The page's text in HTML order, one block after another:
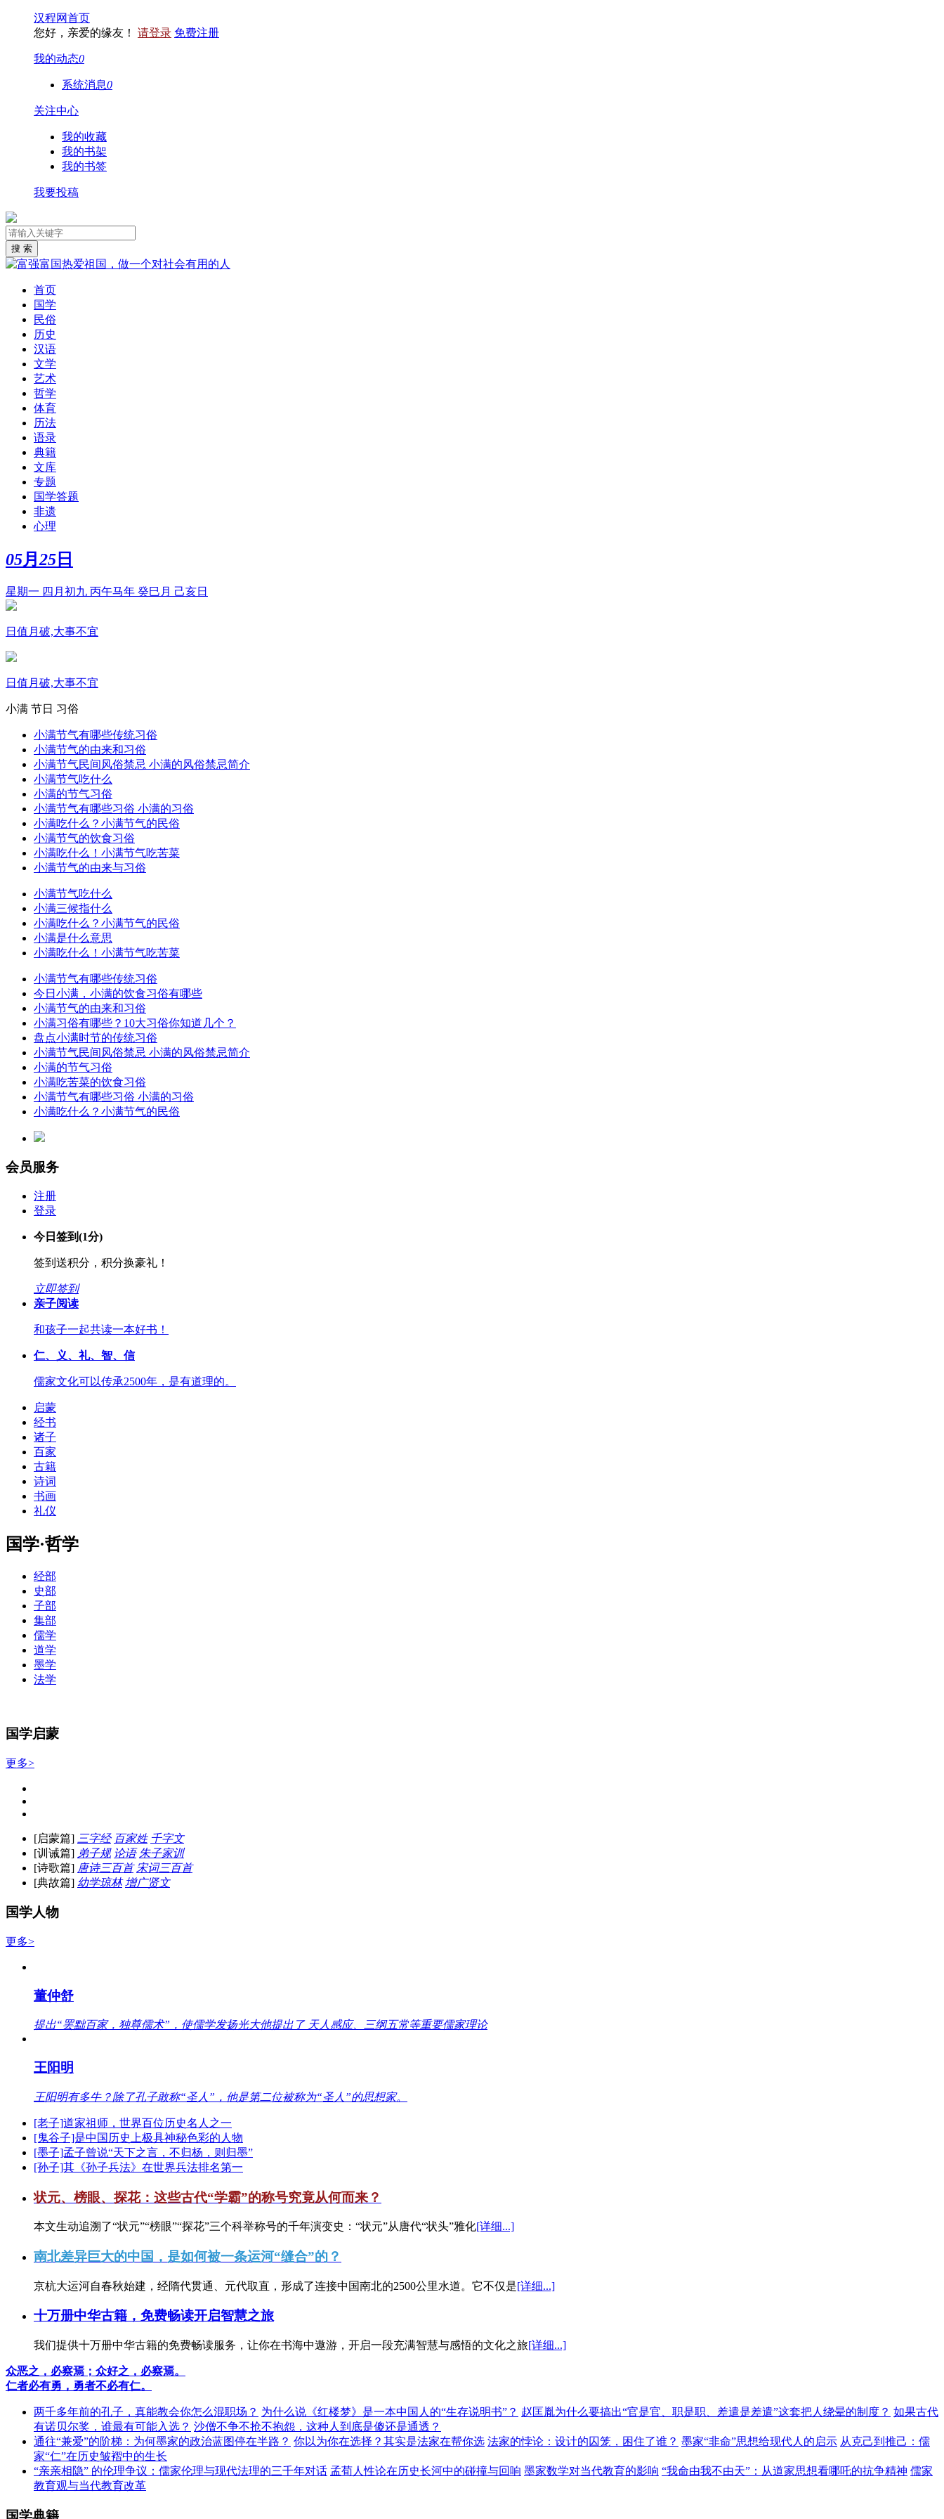
汉程网首页
您好，亲爱的缘友！ 请登录 免费注册
我的动态0
系统消息0
关注中心
我的收藏
我的书架
我的书签
我要投稿
首页
国学
民俗
历史
汉语
文学
艺术
哲学
体育
历法
语录
典籍
文库
专题
国学答题
非遗
心理
05月 25 日
星期一 四月初九 丙午马年 癸巳月 己亥日
日值月破,大事不宜
日值月破,大事不宜
小满 节日 习俗
小满节气有哪些传统习俗
小满节气的由来和习俗
小满节气民间风俗禁忌 小满的风俗禁忌简介
小满节气吃什么
小满的节气习俗
小满节气有哪些习俗 小满的习俗
小满吃什么？小满节气的民俗
小满节气的饮食习俗
小满吃什么！小满节气吃苦菜
小满节气的由来与习俗
小满节气吃什么
小满三候指什么
小满吃什么？小满节气的民俗
小满是什么意思
小满吃什么！小满节气吃苦菜
小满节气有哪些传统习俗
今日小满，小满的饮食习俗有哪些
小满节气的由来和习俗
小满习俗有哪些？10大习俗你知道几个？
盘点小满时节的传统习俗
小满节气民间风俗禁忌 小满的风俗禁忌简介
小满的节气习俗
小满吃苦菜的饮食习俗
小满节气有哪些习俗 小满的习俗
小满吃什么？小满节气的民俗
会员服务
注册
登录
今日签到(1分)
签到送积分，积分换豪礼！
立即签到
亲子阅读
和孩子一起共读一本好书！
仁、义、礼、智、信
儒家文化可以传承2500年，是有道理的。
启蒙
经书
诸子
百家
古籍
诗词
书画
礼仪
国学·哲学
经部
史部
子部
集部
儒学
道学
墨学
法学
国学启蒙
更多>
[启蒙篇] 三字经 百家姓 千字文
[训诫篇] 弟子规 论语 朱子家训
[诗歌篇] 唐诗三百首 宋词三百首
[典故篇] 幼学琼林 增广贤文
国学人物
更多>
董仲舒
提出“罢黜百家，独尊儒术”，使儒学发扬光大他提出了 天人感应、三纲五常等重要儒家理论
王阳明
王阳明有多牛？除了孔子敢称“圣人”，他是第二位被称为“圣人”的思想家。
[老子]道家祖师，世界百位历史名人之一
[鬼谷子]是中国历史上极具神秘色彩的人物
[墨子]孟子曾说“天下之言，不归杨，则归墨”
[孙子]其《孙子兵法》在世界兵法排名第一
状元、榜眼、探花：这些古代“学霸”的称号究竟从何而来？
本文生动追溯了“状元”“榜眼”“探花”三个科举称号的千年演变史：“状元”从唐代“状头”雅化[详细...]
南北差异巨大的中国，是如何被一条运河“缝合”的？
京杭大运河自春秋始建，经隋代贯通、元代取直，形成了连接中国南北的2500公里水道。它不仅是[详细...]
十万册中华古籍，免费畅读开启智慧之旅
我们提供十万册中华古籍的免费畅读服务，让你在书海中遨游，开启一段充满智慧与感悟的文化之旅[详细...]
众恶之，必察焉；众好之，必察焉。
仁者必有勇，勇者不必有仁。
两千多年前的孔子，真能教会你怎么混职场？ 为什么说《红楼梦》是一本中国人的“生存说明书”？ 赵匡胤为什么要搞出“官是官、职是职、差遣是差遣”这套把人绕晕的制度？ 如果古代
有诺贝尔奖，谁最有可能入选？ 沙僧不争不抢不抱怨，这种人到底是傻还是通透？
通往“兼爱”的阶梯：为何墨家的政治蓝图停在半路？ 你以为你在选择？其实是法家在帮你选 法家的悖论：设计的囚笼，困住了谁？ 墨家“非命”思想给现代人的启示 从克己到推己：儒
家“仁”在历史皱褶中的生长
“亲亲相隐” 的伦理争议：儒家伦理与现代法理的三千年对话 孟荀人性论在历史长河中的碰撞与回响 墨家数学对当代教育的影响 “我命由我不由天”：从道家思想看哪吒的抗争精神 儒家
教育观与当代教育改革
国学典籍